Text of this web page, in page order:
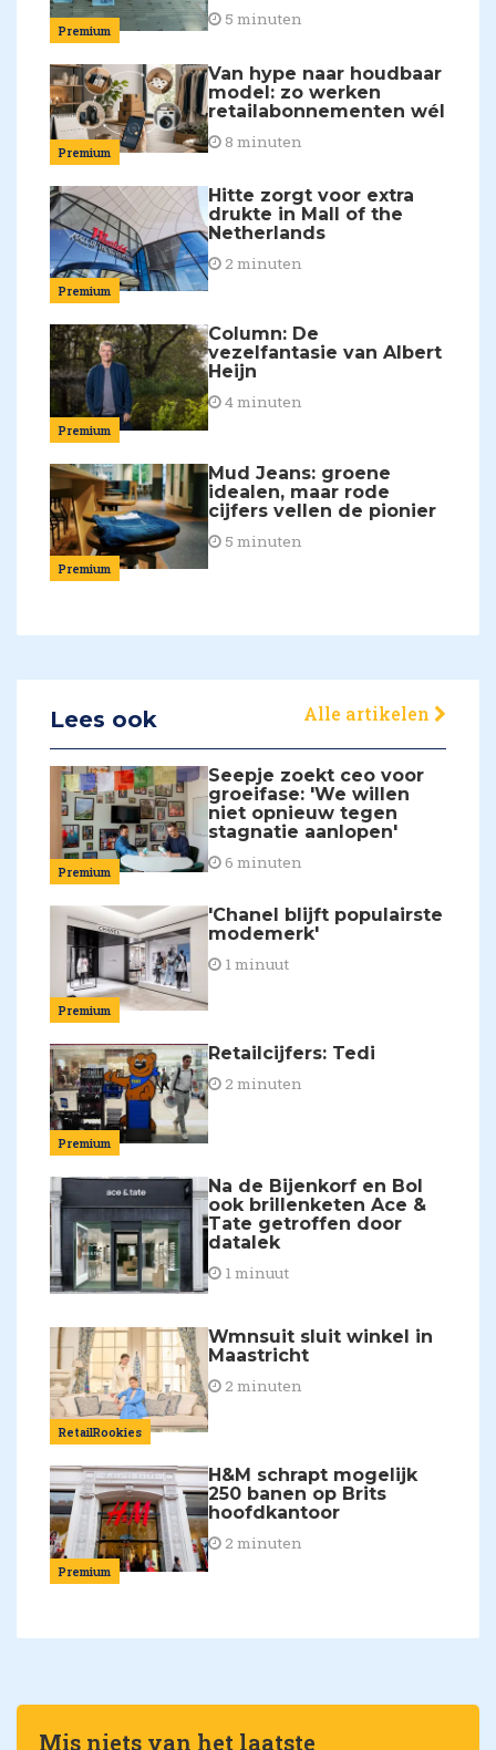
Premium
5 minuten
Premium
Van hype naar houdbaar
model: zo werken
retailabonnementen wél
8 minuten
Premium
Hitte zorgt voor extra
drukte in Mall of the
Netherlands
2 minuten
Premium
Column: De
vezelfantasie van Albert
Heijn
4 minuten
Premium
Mud Jeans: groene
idealen, maar rode
cijfers vellen de pionier
5 minuten
Lees ook Alle artikelen
Premium
Seepje zoekt ceo voor
groeifase: 'We willen
niet opnieuw tegen
stagnatie aanlopen'
6 minuten
Premium
'Chanel blijft populairste
modemerk'
1 minuut
Premium
Retailcijfers: Tedi
2 minuten
Na de Bijenkorf en Bol
ook brillenketen Ace &
Tate getroffen door
datalek
1 minuut
RetailRookies
Wmnsuit sluit winkel in
Maastricht
2 minuten
Premium
H&M schrapt mogelijk
250 banen op Brits
hoofdkantoor
2 minuten
Mis niets van het laatste